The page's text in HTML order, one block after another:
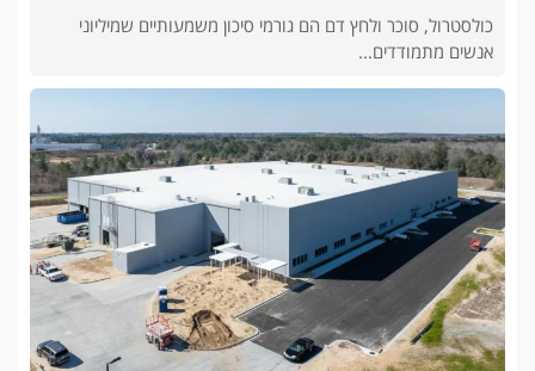
כולסטרול, סוכר ולחץ דם הם גורמי סיכון משמעותיים שמיליוני
אנשים מתמודדים...